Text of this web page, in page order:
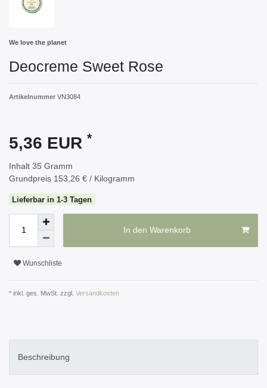
We love the planet
Deocreme Sweet Rose
Artikelnummer VN3084
5,36 EUR *
Inhalt 35 Gramm
Grundpreis 153,26 € / Kilogramm
Lieferbar in 1-3 Tagen
In den Warenkorb
Wunschliste
* inkl. ges. MwSt. zzgl. Versandkosten
Beschreibung